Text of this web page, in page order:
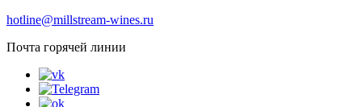
hotline@millstream-wines.ru
Почта горячей линии